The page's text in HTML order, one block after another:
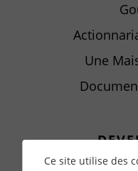
Une
Ce qui
Ce site utilise des